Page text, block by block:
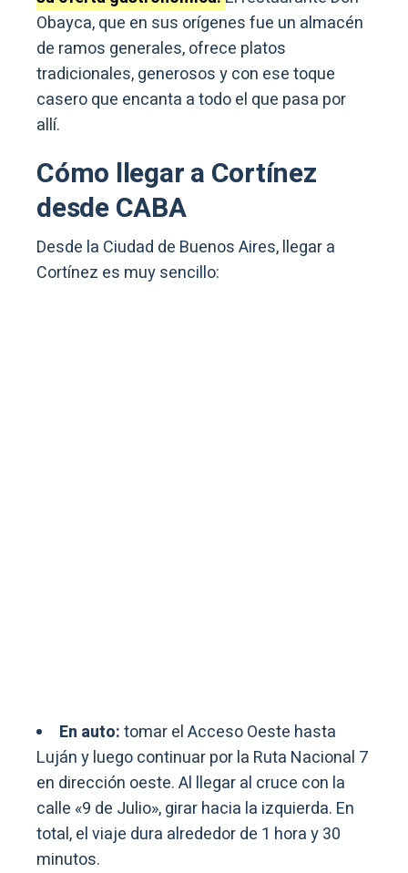
Obayca, que en sus orígenes fue un almacén
de ramos generales, ofrece platos
tradicionales, generosos y con ese toque
casero que encanta a todo el que pasa por
allí.
Cómo llegar a Cortínez
desde CABA
Desde la Ciudad de Buenos Aires, llegar a
Cortínez es muy sencillo:
En auto:tomar el Acceso Oeste hasta
Luján y luego continuar por la Ruta Nacional 7
en dirección oeste. Al llegar al cruce con la
calle «9 de Julio», girar hacia la izquierda. En
total, el viaje dura alrededor de 1 hora y 30
minutos.